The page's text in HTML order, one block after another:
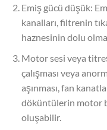
Emiş gücü düşük:
kanalları, filtrenin
haznesinin dolu
Motor sesi veya
çalışması veya
aşınması, fan
döküntülerin motor
oluşabilir.